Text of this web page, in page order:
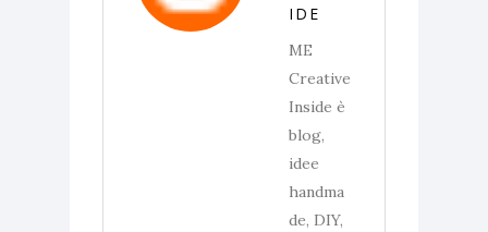
IDE
ME
Creative
Inside è
blog,
idee
handma
de, DIY,